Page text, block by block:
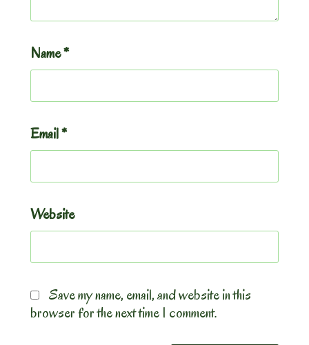
Name*
Email*
Website
Save my name, email, and website in this
browser for the next time I comment.